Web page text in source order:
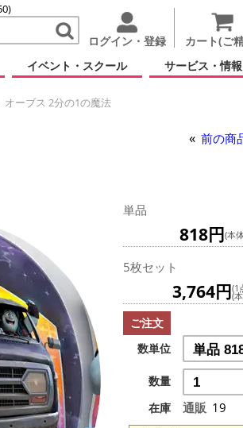
ログイン・登録 カート(ご
イベント・スクール サービス・情報
オーブス 2分の1の魔法
前の商
単品
818円(本
5枚セット
3,764円(1
(
ご注文
数単位
数量
在庫
通販 19